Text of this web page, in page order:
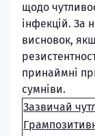
щодо
інфекцій. За
висновок,
принаймні
сумніви.
Зазвичай